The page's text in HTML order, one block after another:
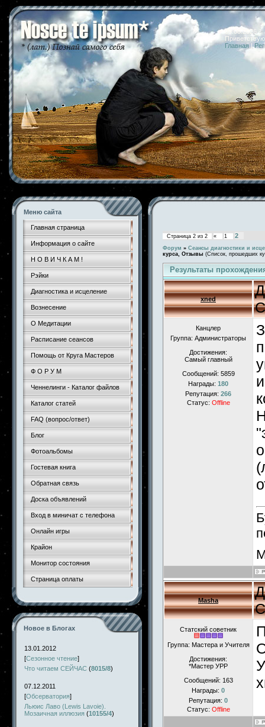
09.08.2026
Главная |
Меню сайта
Главная страница
Информация о сайте
Н О В И Ч К А М !
Рэйки
Диагностика и исцеление
Вознесение
О Медитации
Расписание сеансов
Помощь от Круга Мастеров
Ф О Р У М
Ченнелинги - Каталог файлов
Каталог статей
FAQ (вопрос/ответ)
Блог
Фотоальбомы
Гостевая книга
Обратная связь
Доска объявлений
Вход в миничат с телефона
Онлайн игры
Крайон
Монитор состояния
Страница оплаты
Новое в Блогах
13.01.2012
[Сезонное чтение]
Что читаем СЕЙЧАС (8015/8)
07.12.2011
[Обсерватория]
Льюис Лаво (Lewis Lavoie).
Мозаичная иллюзия (10155/4)
Страница 2 из 2 « 1 2
Форум » Сеансы диагностики и
курса, Отзывы (Список, прошедших
Результаты
xned
Канцлер
Группа: Администраторы
Достижения:
Самый главный
Сообщений: 5859
Награды: 180
Репутация: 266
Статус: Offline
Masha
Статский советник
Группа: Мастера и Учителя
Достижения:
*Мастер УРР
Сообщений: 163
Награды: 0
Репутация: 0
Статус: Offline